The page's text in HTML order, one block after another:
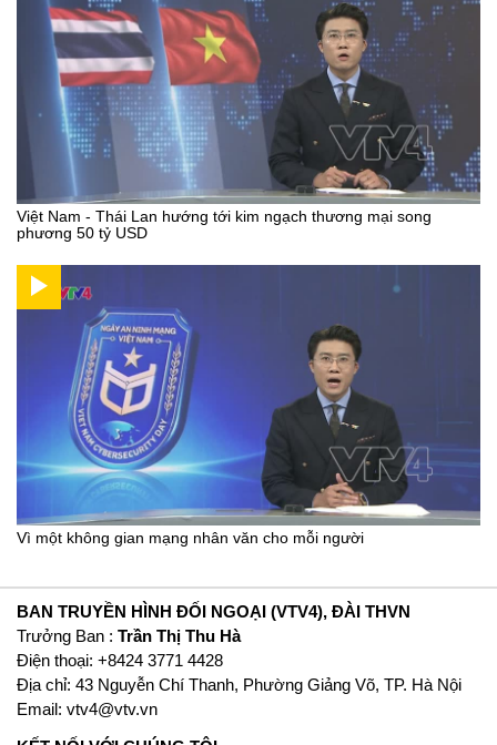
Việt Nam - Thái Lan hướng tới kim ngạch thương mại song
phương 50 tỷ USD
Vì một không gian mạng nhân văn cho mỗi người
BAN TRUYỀN HÌNH ĐỐI NGOẠI (VTV4), ĐÀI THVN
Trưởng Ban : Trần Thị Thu Hà
Ðiện thoại: +8424 3771 4428
Địa chỉ: 43 Nguyễn Chí Thanh, Phường Giảng Võ, TP. Hà Nội
Email: vtv4@vtv.vn